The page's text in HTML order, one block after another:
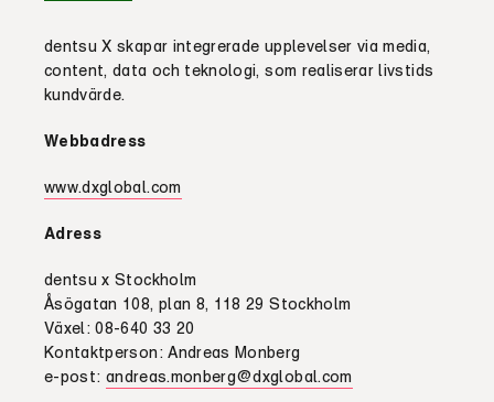
dentsu X skapar integrerade upplevelser via media,
content, data och teknologi, som realiserar livstids
kundvärde.
Webbadress
www.dxglobal.com
Adress
dentsu x Stockholm
Åsögatan 108, plan 8, 118 29 Stockholm
Växel: 08-640 33 20
Kontaktperson: Andreas Monberg
e-post: andreas.monberg@dxglobal.com